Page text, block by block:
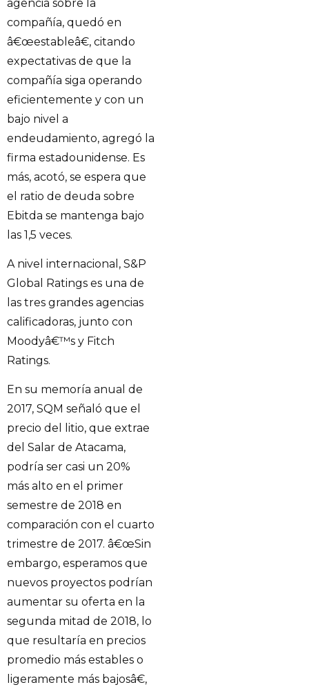
agencia sobre la
compañía, quedó en
â€œestableâ€, citando
expectativas de que la
compañía siga operando
eficientemente y con un
bajo nivel a
endeudamiento, agregó la
firma estadounidense. Es
más, acotó, se espera que
el ratio de deuda sobre
Ebitda se mantenga bajo
las 1,5 veces.
A nivel internacional, S&P
Global Ratings es una de
las tres grandes agencias
calificadoras, junto con
Moodyâ€™s y Fitch
Ratings.
En su memoría anual de
2017, SQM señaló que el
precio del litio, que extrae
del Salar de Atacama,
podría ser casi un 20%
más alto en el primer
semestre de 2018 en
comparación con el cuarto
trimestre de 2017. â€œSin
embargo, esperamos que
nuevos proyectos podrían
aumentar su oferta en la
segunda mitad de 2018, lo
que resultaría en precios
promedio más estables o
ligeramente más bajosâ€,